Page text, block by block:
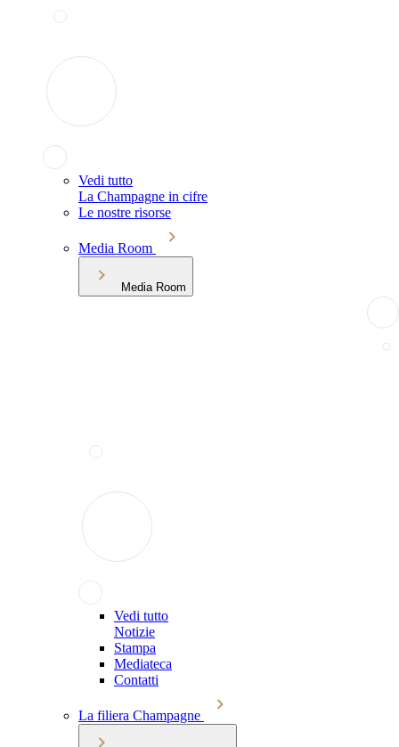
Vedi tutto
La Champagne in cifre
Le nostre risorse
Media Room
Media Room
Vedi tutto
Notizie
Stampa
Mediateca
Contatti
La filiera Champagne